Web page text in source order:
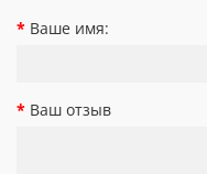
Ваше имя:
Ваш отзыв